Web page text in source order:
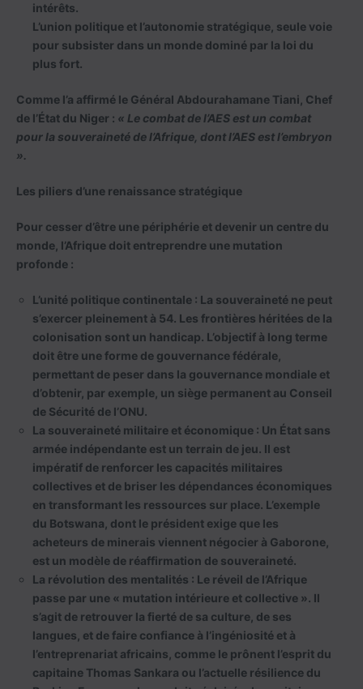
intérêts.
L’union politique et l’autonomie stratégique , seule voie
pour subsister dans un monde dominé par la loi du
plus fort.
Comme l’a affirmé le Général Abdourahamane Tiani, Chef
de l’État du Niger : « Le combat de l’AES est un combat
pour la souveraineté de l’Afrique, dont l’AES est l’embryon
».
Les piliers d’une renaissance stratégique
Pour cesser d’être une périphérie et devenir un centre du
monde, l’Afrique doit entreprendre une mutation
profonde :
L’unité politique continentale : La souveraineté ne peut
s’exercer pleinement à 54. Les frontières héritées de la
colonisation sont un handicap. L’objectif à long terme
doit être une forme de gouvernance fédérale,
permettant de peser dans la gouvernance mondiale et
d’obtenir, par exemple, un siège permanent au Conseil
de Sécurité de l’ONU.
La souveraineté militaire et économique : Un État sans
armée indépendante est un terrain de jeu. Il est
impératif de renforcer les capacités militaires
collectives et de briser les dépendances économiques
en transformant les ressources sur place. L’exemple
du Botswana, dont le président exige que les
acheteurs de minerais viennent négocier à Gaborone,
est un modèle de réaffirmation de souveraineté.
La révolution des mentalités : Le réveil de l’Afrique
passe par une « mutation intérieure et collective ». Il
s’agit de retrouver la fierté de sa culture, de ses
langues, et de faire confiance à l’ingéniosité et à
l’entreprenariat africains, comme le prônent l’esprit du
capitaine Thomas Sankara ou l’actuelle résilience du